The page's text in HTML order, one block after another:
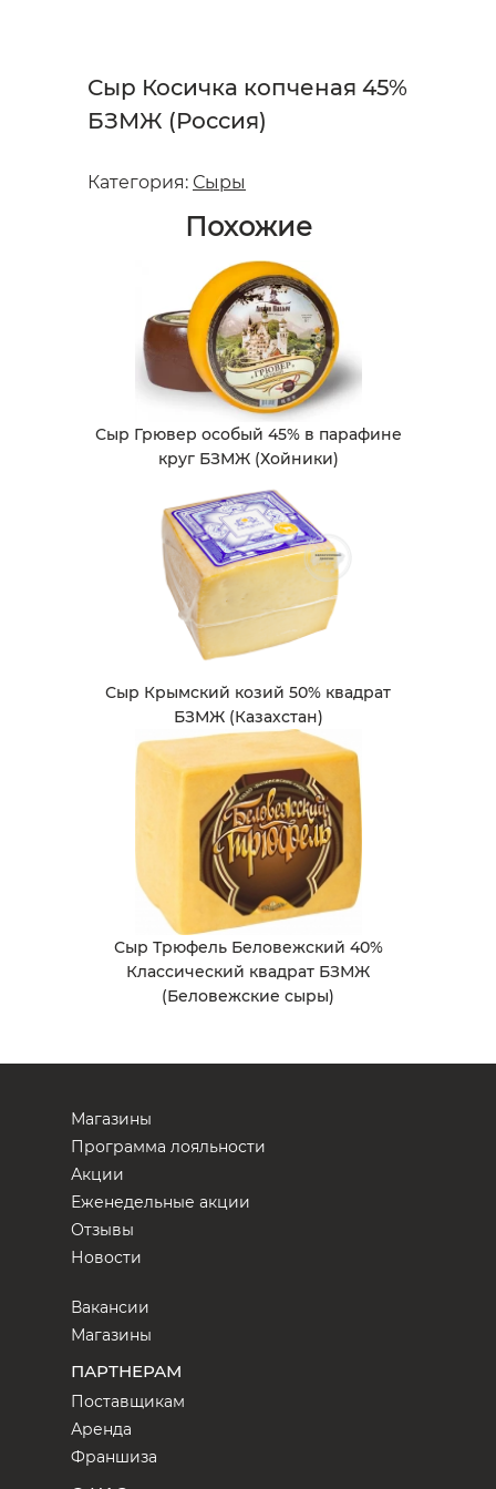
Сыр Косичка копченая 45%
БЗМЖ (Россия)
Категория: Сыры
Похожие
Сыр Грювер особый 45% в парафине
круг БЗМЖ (Хойники)
Сыр Крымский козий 50% квадрат
БЗМЖ (Казахстан)
Сыр Трюфель Беловежский 40%
Классический квадрат БЗМЖ
(Беловежские сыры)
Магазины
Программа лояльности
Акции
Еженедельные акции
Отзывы
Новости
Вакансии
Магазины
ПАРТНЕРАМ
Поставщикам
Аренда
Франшиза